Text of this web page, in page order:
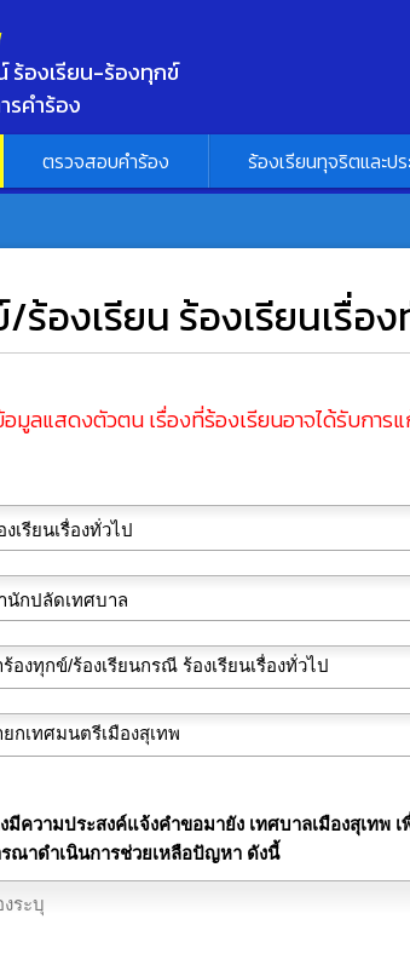
ร้องเรียน-ร้องทุกข์
รคำร้อง
ตรวจสอบคำร้อง ร้องเรียนทุจริตและป
องเรียน ร้องเรียนเรื่อง
สดงตัวตน เรื่องที่ร้องเรียนอาจได้รับการแ
มีความประสงค์แจ้งคำขอมายัง เทศบาลเมืองสุเทพ
ณาดำเนินการช่วยเหลือปัญหา ดังนี้